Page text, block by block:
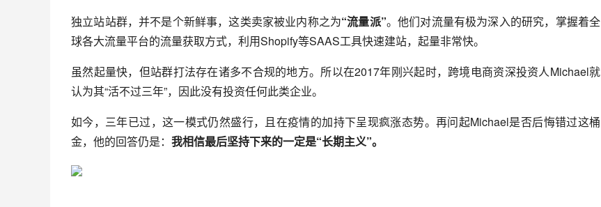
独立站站群，并不是个新鲜事，这类卖家被业内称之为“流量派”。他们对流量有极为深入的研究，掌握着全
球各大流量平台的流量获取方式，利用Shopify等SAAS工具快速建站，起量非常快。
虽然起量快，但站群打法存在诸多不合规的地方。所以在2017年刚兴起时，跨境电商资深投资人Michael就
认为其“活不过三年”，因此没有投资任何此类企业。
如今，三年已过，这一模式仍然盛行，且在疫情的加持下呈现疯涨态势。再问起Michael是否后悔错过这桶
金，他的回答仍是： 我相信最后坚持下来的一定是“长期主义”。